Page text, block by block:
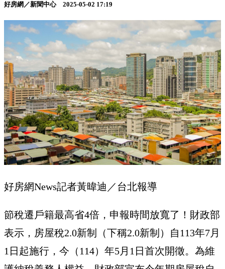
好房網／新聞中心 2025-05-02 17:19
好房網News記者黃暐迪／台北報導
節稅遷戶籍最高省4倍，申報時間放寬了！財政部
表示，房屋稅2.0新制（下稱2.0新制）自113年7月
1日起施行，今（114）年5月1日首次開徵。為維